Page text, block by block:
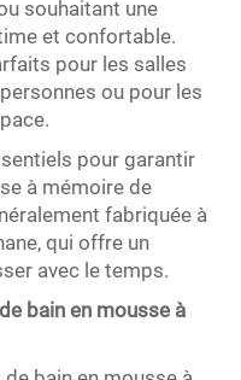
souhaitant une
et confortable.
pour les salles
ou pour les
pour garantir
à mémoire de
fabriquée à
qui offre un
avec le temps.
bain en mousse à